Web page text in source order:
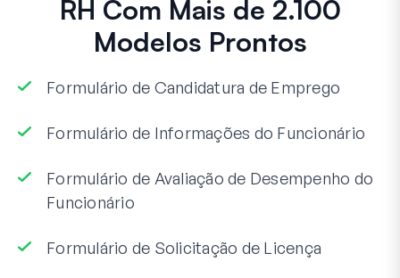
RH Com Mais de 2.100
Modelos Prontos
Formulário de Candidatura de Emprego
Formulário de Informações do Funcionário
Formulário de Avaliação de Desempenho do
Funcionário
Formulário de Solicitação de Licença